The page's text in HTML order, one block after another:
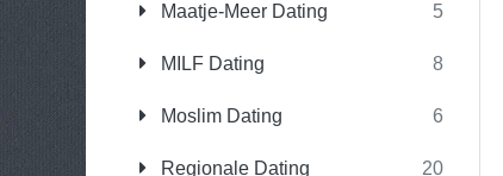
Maatje-Meer Dating 5
MILF Dating 8
Moslim Dating 6
Regionale Dating 20